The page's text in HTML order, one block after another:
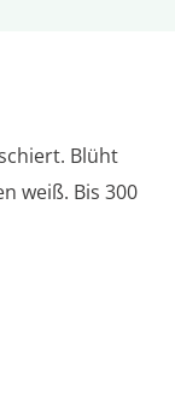
Blüht
weiß. Bis 300